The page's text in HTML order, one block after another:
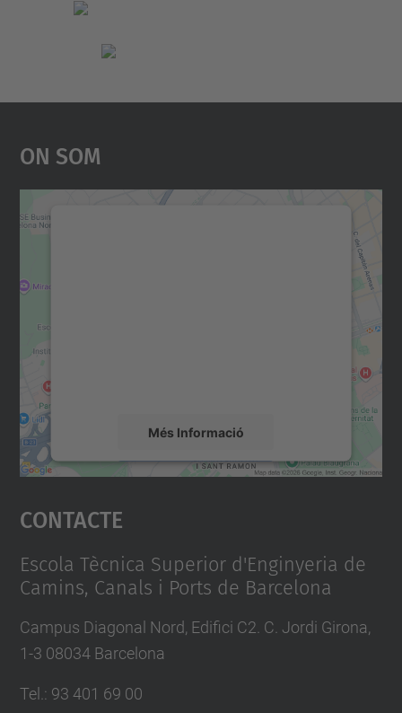
On Som
Més Informació
Accepta
powered by
Contacte
Escola Tècnica Superior d'Enginyeria de
Camins, Canals i Ports de Barcelona
Campus Diagonal Nord, Edifici C2. C. Jordi Girona,
1-3 08034 Barcelona
Tel.: 93 401 69 00